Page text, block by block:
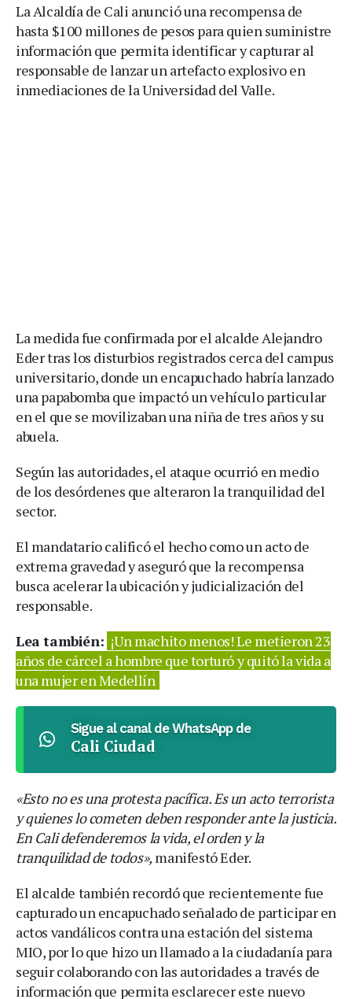
La Alcaldía de Cali anunció una recompensa de
hasta $100 millones de pesos para quien suministre
información que permita identificar y capturar al
responsable de lanzar un artefacto explosivo en
inmediaciones de la Universidad del Valle.
La medida fue confirmada por el alcalde Alejandro
Eder tras los disturbios registrados cerca del campus
universitario, donde un encapuchado habría lanzado
una papabomba que impactó un vehículo particular
en el que se movilizaban una niña de tres años y su
abuela.
Según las autoridades, el ataque ocurrió en medio
de los desórdenes que alteraron la tranquilidad del
sector.
El mandatario calificó el hecho como un acto de
extrema gravedad y aseguró que la recompensa
busca acelerar la ubicación y judicialización del
responsable.
Lea también: ¡Un machito menos! Le metieron 23
años de cárcel a hombre que torturó y quitó la vida a
una mujer en Medellín
Sigue al canal de WhatsApp de
Cali Ciudad
«Esto no es una protesta pacífica. Es un acto terrorista
y quienes lo cometen deben responder ante la justicia.
En Cali defenderemos la vida, el orden y la
tranquilidad de todos», manifestó Eder.
El alcalde también recordó que recientemente fue
capturado un encapuchado señalado de participar en
actos vandálicos contra una estación del sistema
MIO, por lo que hizo un llamado a la ciudadanía para
seguir colaborando con las autoridades a través de
información que permita esclarecer este nuevo